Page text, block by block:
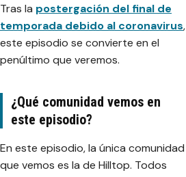
Tras la postergación del final de
temporada debido al coronavirus,
este episodio se convierte en el
penúltimo que veremos.
¿Qué comunidad vemos en
este episodio?
En este episodio, la única comunidad
que vemos es la de Hilltop. Todos